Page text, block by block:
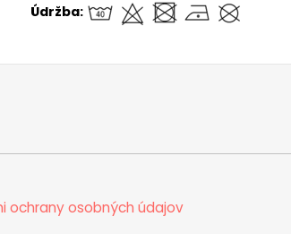
Údržba:
ochrany osobných údajov